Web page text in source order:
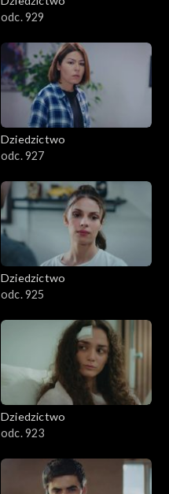
odc. 929
Dziedzictwo
odc. 927
Dziedzictwo
odc. 925
Dziedzictwo
odc. 923